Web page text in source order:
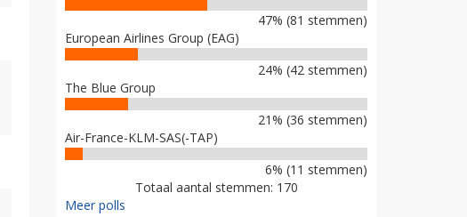
47% (81 stemmen)
European Airlines Group (EAG)
24% (42 stemmen)
The Blue Group
21% (36 stemmen)
Air-France-KLM-SAS(-TAP)
6% (11 stemmen)
Totaal aantal stemmen: 170
Meer polls